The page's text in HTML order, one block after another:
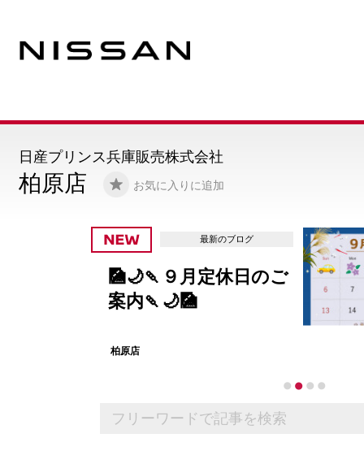
柏原店 お気に入りに追加
日産プリンス兵庫販売株式会社
最新のブログ
🎑🌙🍡９月定休日のご
案内🍡🌙🎑
柏原店